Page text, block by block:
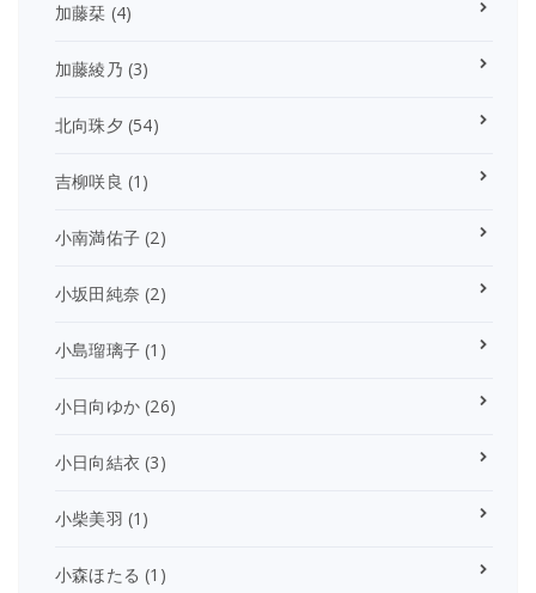
加藤栞 (4)
加藤綾乃 (3)
北向珠夕 (54)
吉柳咲良 (1)
小南満佑子 (2)
小坂田純奈 (2)
小島瑠璃子 (1)
小日向ゆか (26)
小日向結衣 (3)
小柴美羽 (1)
小森ほたる (1)